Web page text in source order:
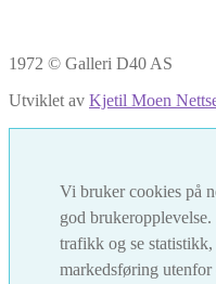
1972 © Galleri D40 AS
Utviklet av Kjetil Moen
Vi bruker cookies på
god
trafikk og se
markedsføring utenfor